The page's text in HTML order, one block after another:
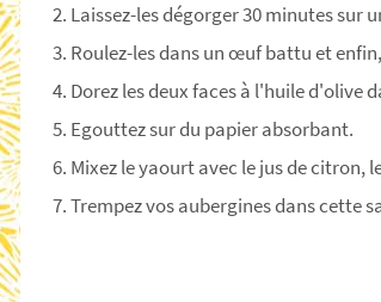
Laissez-les dégorger 30 minutes sur
Roulez-les dans un œuf battu et
Dorez les deux faces à l'huile d'olive
Egouttez sur du papier absorbant.
Mixez le yaourt avec le jus de citron,
Trempez vos aubergines dans cette